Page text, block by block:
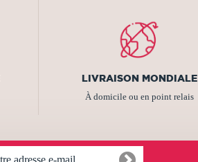
LIVRAISON MONDIALE
À domicile ou en point relais